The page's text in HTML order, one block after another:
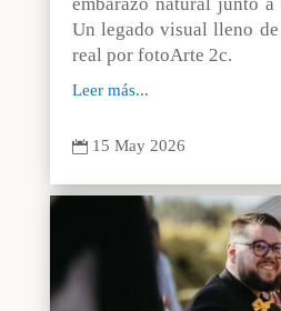
Un legado visual lleno
real por fotoArte 2c.
Leer más...
 15 May 2026